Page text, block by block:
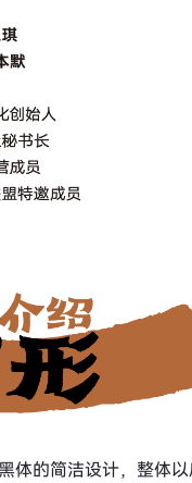
体的简洁设计，整体